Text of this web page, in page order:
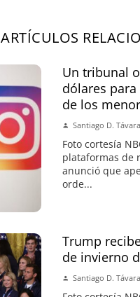
ARTÍCULOS
Un tribunal
dólares
de los
Santiago D. Távara
Foto cortesía
plataformas de
anunció que
orde...
Trump
de invierno
Santiago D. Távara